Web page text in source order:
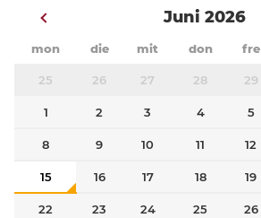
Juni 2026
mon die mit don fre
25 26 27 28 29
1 2 3 4 5
8 9 10 11 12
15 16 17 18 19
22 23 24 25 26